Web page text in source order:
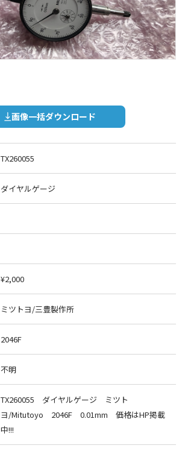
画像一括ダウンロード
TX260055
ダイヤルゲージ
¥2,000
ミツトヨ/三豊製作所
2046F
不明
TX260055 ダイヤルゲージ ミツト
ヨ/Mitutoyo 2046F 0.01mm 価格はHP掲載
中!!!